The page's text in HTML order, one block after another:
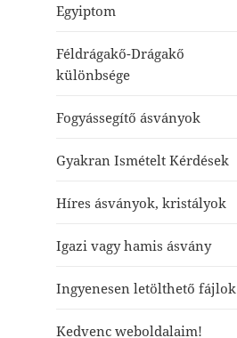
Egyiptom
Féldrágakő-Drágakő
különbsége
Fogyássegítő ásványok
Gyakran Ismételt Kérdések
Híres ásványok, kristályok
Igazi vagy hamis ásvány
Ingyenesen letölthető fájlok
Kedvenc weboldalaim!